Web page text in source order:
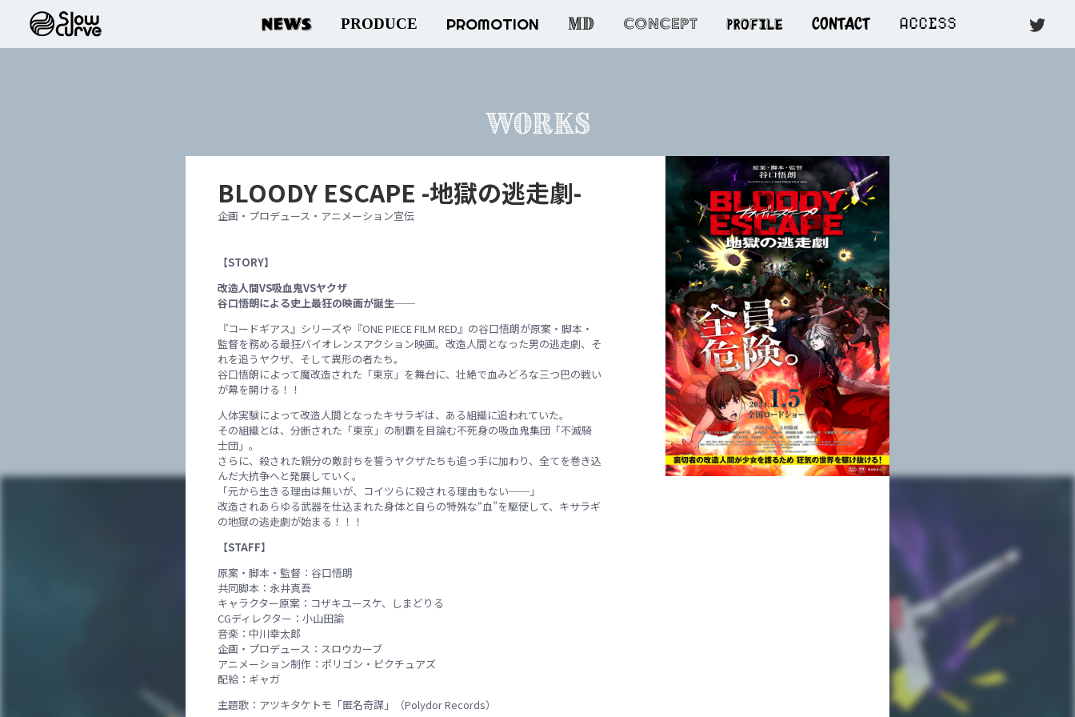
NEWS PRODUCE PROMOTION MD CONCEPT PROFILE CONTACT ACCESS
WORKS
BLOODY ESCAPE -地獄の逃走劇-
企画・プロデュース・アニメーション宣伝
【STORY】
改造人間VS吸血鬼VSヤクザ
谷口悟朗による史上最狂の映画が誕生──
『コードギアス』シリーズや『ONE PIECE FILM RED』の谷口悟朗が原案・脚本・
監督を務める最狂バイオレンスアクション映画。改造人間となった男の逃走劇、そ
れを追うヤクザ、そして異形の者たち。
谷口悟朗によって魔改造された「東京」を舞台に、壮絶で血みどろな三つ巴の戦い
が幕を開ける！！
人体実験によって改造人間となったキサラギは、ある組織に追われていた。
その組織とは、分断された「東京」の制覇を目論む不死身の吸血鬼集団「不滅騎
士団」。
さらに、殺された親分の敵討ちを誓うヤクザたちも追っ手に加わり、全てを巻き込
んだ大抗争へと発展していく。
「元から生きる理由は無いが、コイツらに殺される理由もない──」
改造されあらゆる武器を仕込まれた身体と自らの特殊な“血”を駆使して、キサラギ
の地獄の逃走劇が始まる！！！
【STAFF】
原案・脚本・監督：谷口悟朗
共同脚本：永井真吾
キャラクター原案：コザキユースケ、しまどりる
CGディレクター：小山田諭
音楽：中川幸太郎
企画・プロデュース：スロウカーブ
アニメーション制作：ポリゴン・ピクチュアズ
配給：ギャガ
主題歌：アツキタケトモ「匿名奇謀」（Polydor Records）